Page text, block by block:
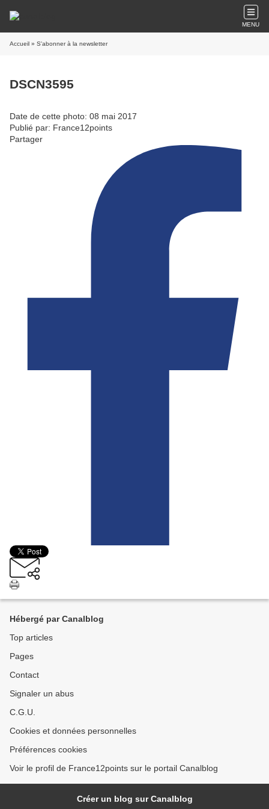
MENU
Accueil » S'abonner à la newsletter
DSCN3595
Date de cette photo: 08 mai 2017
Publié par: France12points
Partager
Hébergé par Canalblog
Top articles
Pages
Contact
Signaler un abus
C.G.U.
Cookies et données personnelles
Préférences cookies
Voir le profil de France12points sur le portail Canalblog
Créer un blog sur Canalblog